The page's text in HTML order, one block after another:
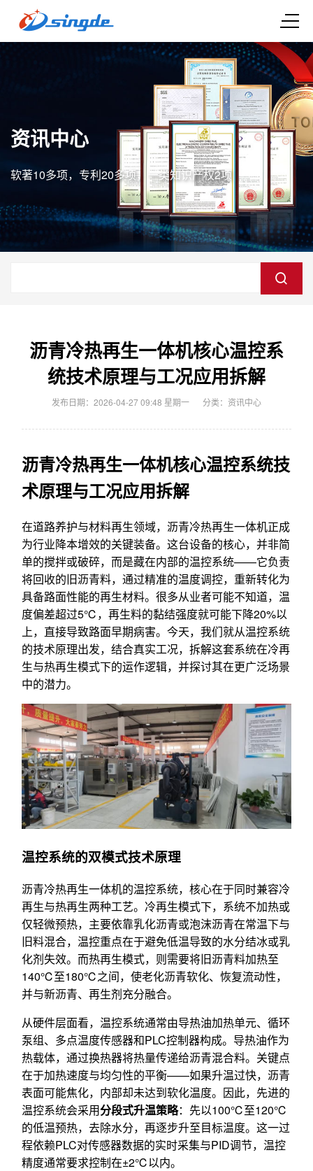
资讯中心
软著10多项，专利20多项，一类知识产权2项
沥青冷热再生一体机核心温控系
统技术原理与工况应用拆解
发布日期：2026-04-27 09:48 星期一 分类： 资讯中心
沥青冷热再生一体机核心温控系统技
术原理与工况应用拆解
在道路养护与材料再生领域，沥青冷热再生一体机正成
为行业降本增效的关键装备。这台设备的核心，并非简
单的搅拌或破碎，而是藏在内部的温控系统——它负责
将回收的旧沥青料，通过精准的温度调控，重新转化为
具备路面性能的再生材料。很多从业者可能不知道，温
度偏差超过5℃，再生料的黏结强度就可能下降20%以
上，直接导致路面早期病害。今天，我们就从温控系统
的技术原理出发，结合真实工况，拆解这套系统在冷再
生与热再生模式下的运作逻辑，并探讨其在更广泛场景
中的潜力。
温控系统的双模式技术原理
沥青冷热再生一体机的温控系统，核心在于同时兼容冷
再生与热再生两种工艺。冷再生模式下，系统不加热或
仅轻微预热，主要依靠乳化沥青或泡沫沥青在常温下与
旧料混合，温控重点在于避免低温导致的水分结冰或乳
化剂失效。而热再生模式，则需要将旧沥青料加热至
140℃至180℃之间，使老化沥青软化、恢复流动性，
并与新沥青、再生剂充分融合。
从硬件层面看，温控系统通常由导热油加热单元、循环
泵组、多点温度传感器和PLC控制器构成。导热油作为
热载体，通过换热器将热量传递给沥青混合料。关键点
在于加热速度与均匀性的平衡——如果升温过快，沥青
表面可能焦化，内部却未达到软化温度。因此，先进的
温控系统会采用分段式升温策略：先以100℃至120℃
的低温预热，去除水分，再逐步升至目标温度。这一过
程依赖PLC对传感器数据的实时采集与PID调节，温控
精度通常要求控制在±2℃以内。